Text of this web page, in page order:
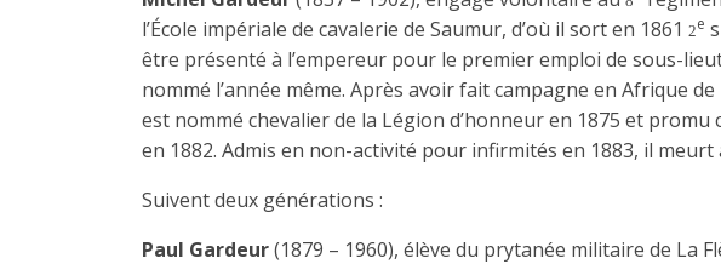
l’École impériale de cavalerie de Saumur, d’où il sort en 1861 2e
être présenté à l’empereur pour le premier emploi de sous-
nommé l’année même. Après avoir fait campagne en Afrique
est nommé chevalier de la Légion d’honneur en 1875 et promu
en 1882. Admis en non-activité pour infirmités en 1883, il meurt
Suivent deux générations :
Paul Gardeur(1879 – 1960), élève du prytanée militaire de La